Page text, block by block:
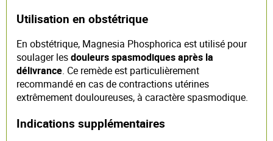
Utilisation en obstétrique
En obstétrique, Magnesia Phosphorica est utilisé pour
soulager lesdouleurs spasmodiques après la
délivrance. Ce remède est particulièrement
recommandé en cas de contractions utérines
extrêmement douloureuses, à caractère spasmodique.
Indications supplémentaires